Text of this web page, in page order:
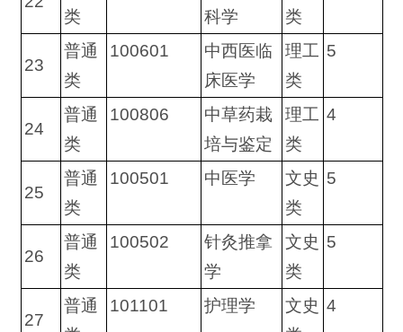
类
科学
类
23
普通
类
100601
中西医临
床医学
理工
类
5
24
普通
类
100806
中草药栽
培与鉴定
理工
类
4
25
普通
类
100501 中医学
文史
类
5
26
普通
类
100502
针灸推拿
学
文史
类
5
27
普通
101101 护理学
文史 4